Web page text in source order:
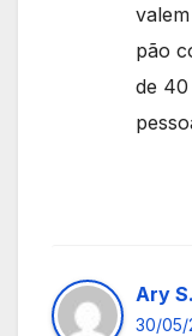
pão
de 40
Ary
30/05/